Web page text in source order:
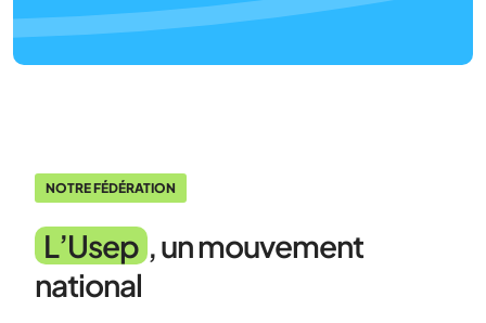
NOTRE FÉDÉRATION
L’Usep , un mouvement
national